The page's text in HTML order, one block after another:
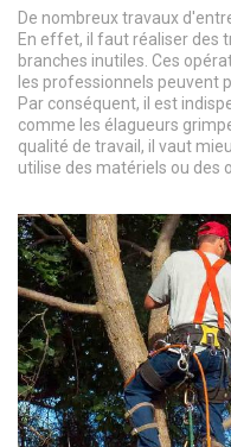
De nombreux travaux
En effet, il faut réaliser des
branches inutiles. Ces
les professionnels peuvent
Par conséquent, il est
comme les élagueurs
qualité de travail, il vaut
utilise des matériels ou des